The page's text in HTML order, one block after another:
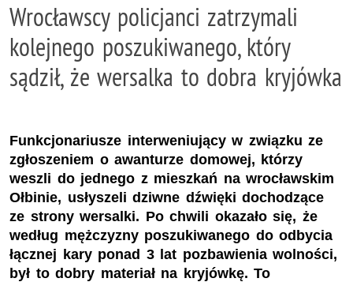
Wrocławscy policjanci zatrzymali
kolejnego poszukiwanego, który
sądził, że wersalka to dobra kryjówka
Funkcjonariusze interweniujący w związku ze
zgłoszeniem o awanturze domowej, którzy
weszli do jednego z mieszkań na wrocławskim
Ołbinie, usłyszeli dziwne dźwięki dochodzące
ze strony wersalki. Po chwili okazało się, że
według mężczyzny poszukiwanego do odbycia
łącznej kary ponad 3 lat pozbawienia wolności,
był to dobry materiał na kryjówkę. To